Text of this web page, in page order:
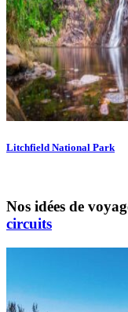
Litchfield National Park
Nos idées de
circuits